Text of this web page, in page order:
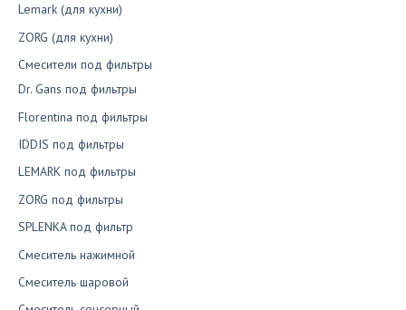
Lemark (для кухни)
ZORG (для кухни)
Смесители под фильтры
Dr. Gans под фильтры
Florentina под фильтры
IDDIS под фильтры
LEMARK под фильтры
ZORG под фильтры
SPLENKA под фильтр
Смеситель нажимной
Смеситель шаровой